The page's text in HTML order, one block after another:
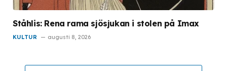
Ståhlis: Rena rama sjösjukan i stolen på Imax
KULTUR augusti 8, 2026